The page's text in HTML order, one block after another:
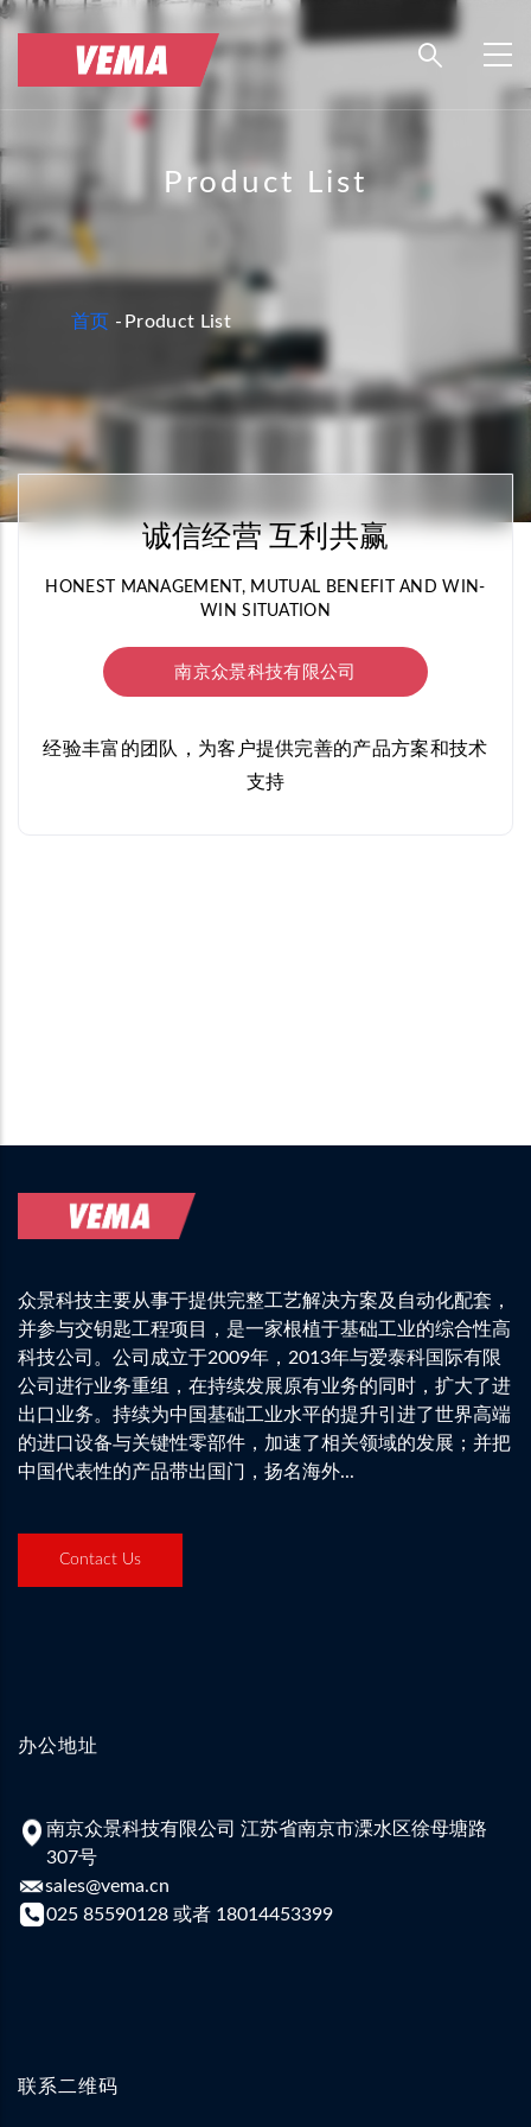
跳
到
要
内
Product List
面
屑
首页 - Product List
诚信经营 互利共赢
HONEST MANAGEMENT, MUTUAL BENEFIT AND WIN-
WIN SITUATION
南京众景科技有限公司
经验丰富的团队，为客户提供完善的产品方案和技术
支持
众景科技主要从事于提供完整工艺解决方案及自动化配套，
并参与交钥匙工程项目，是一家根植于基础工业的综合性高
科技公司。公司成立于2009年，2013年与爱泰科国际有限
公司进行业务重组，在持续发展原有业务的同时，扩大了进
出口业务。持续为中国基础工业水平的提升引进了世界高端
的进口设备与关键性零部件，加速了相关领域的发展；并把
中国代表性的产品带出国门，扬名海外...
Contact Us
办公地址
南京众景科技有限公司 江苏省南京市溧水区徐母塘路
307号
sales@vema.cn
025 85590128 或者 18014453399
联系二维码